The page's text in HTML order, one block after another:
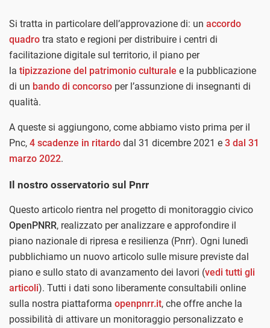
Si tratta in particolare dell’approvazione di: un accordo
quadro tra stato e regioni per distribuire i centri di
facilitazione digitale sul territorio, il piano per
la tipizzazione del patrimonio culturale e la pubblicazione
di un bando di concorso per l’assunzione di insegnanti di
qualità.
A queste si aggiungono, come abbiamo visto prima per il
Pnc, 4 scadenze in ritardo dal 31 dicembre 2021 e 3 dal 31
marzo 2022.
Il nostro osservatorio sul Pnrr
Questo articolo rientra nel progetto di monitoraggio civico
OpenPNRR, realizzato per analizzare e approfondire il
piano nazionale di ripresa e resilienza (Pnrr). Ogni lunedì
pubblichiamo un nuovo articolo sulle misure previste dal
piano e sullo stato di avanzamento dei lavori (vedi tutti gli
articoli). Tutti i dati sono liberamente consultabili online
sulla nostra piattaforma openpnrr.it, che offre anche la
possibilità di attivare un monitoraggio personalizzato e